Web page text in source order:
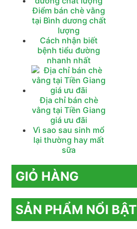
Điểm bán chè vằng
tại Bình dương chất
lượng
Cách nhận biết
bệnh tiểu đường
nhanh nhất
Địa chỉ bán chè
vằng tại Tiền Giang
giá ưu đãi
Vì sao sau sinh mổ
lại thường hay mất
sữa
GIỎ HÀNG
SẢN PHẨM NỔI BẬT